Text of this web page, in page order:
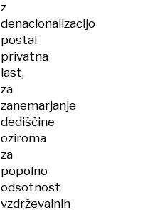
z
denacionalizacijo
postal
privatna
last,
za
zanemarjanje
dediščine
oziroma
za
popolno
odsotnost
vzdrževalnih